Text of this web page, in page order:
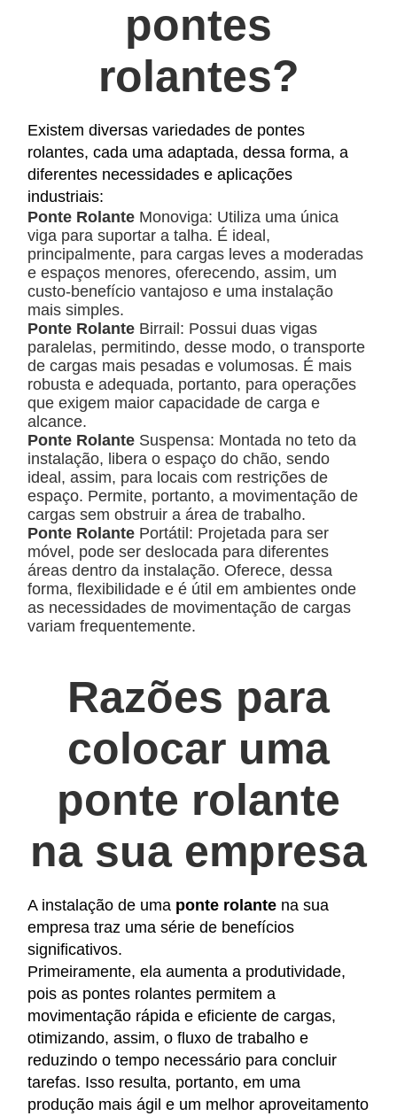
pontes
rolantes?
Existem diversas variedades de pontes
rolantes, cada uma adaptada, dessa forma, a
diferentes necessidades e aplicações
industriais:
Ponte Rolante Monoviga: Utiliza uma única
viga para suportar a talha. É ideal,
principalmente, para cargas leves a moderadas
e espaços menores, oferecendo, assim, um
custo-benefício vantajoso e uma instalação
mais simples.
Ponte Rolante Birrail: Possui duas vigas
paralelas, permitindo, desse modo, o transporte
de cargas mais pesadas e volumosas. É mais
robusta e adequada, portanto, para operações
que exigem maior capacidade de carga e
alcance.
Ponte Rolante Suspensa: Montada no teto da
instalação, libera o espaço do chão, sendo
ideal, assim, para locais com restrições de
espaço. Permite, portanto, a movimentação de
cargas sem obstruir a área de trabalho.
Ponte Rolante Portátil: Projetada para ser
móvel, pode ser deslocada para diferentes
áreas dentro da instalação. Oferece, dessa
forma, flexibilidade e é útil em ambientes onde
as necessidades de movimentação de cargas
variam frequentemente.
Razões para
colocar uma
ponte rolante
na sua empresa
A instalação de uma ponte rolante na sua
empresa traz uma série de benefícios
significativos.
Primeiramente, ela aumenta a produtividade,
pois as pontes rolantes permitem a
movimentação rápida e eficiente de cargas,
otimizando, assim, o fluxo de trabalho e
reduzindo o tempo necessário para concluir
tarefas. Isso resulta, portanto, em uma
produção mais ágil e um melhor aproveitamento